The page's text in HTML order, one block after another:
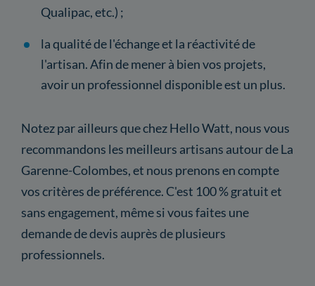
Qualipac, etc.) ;
la qualité de l'échange et la réactivité de
l'artisan. Afin de mener à bien vos projets,
avoir un professionnel disponible est un plus.
Notez par ailleurs que chez Hello Watt, nous vous
recommandons les meilleurs artisans autour de La
Garenne-Colombes, et nous prenons en compte
vos critères de préférence. C'est 100 % gratuit et
sans engagement, même si vous faites une
demande de devis auprès de plusieurs
professionnels.